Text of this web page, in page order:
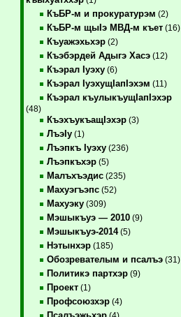
КъБР-м и прокуратурэм (2)
КъБР-м щыIэ МВД-м къет(16)
Къуажэхьхэр(2)
Къэбэрдей Адыгэ Хасэ(12)
Къэрал Iуэху(6)
Къэрал IуэхущIапIэхэм (11)
Къэрал къулыкъущIапIэхэр
(48)
КъэхъукъащIэхэр(3)
ЛъэIу(1)
Лъэпкъ Iуэху(236)
Лъэпкъхэр(5)
Малъхъэдис(235)
Махуэгъэпс(52)
Махуэку(309)
Мэшыкъуэ — 2010(9)
Мэшыкъуэ-2014(5)
Нэтынхэр(185)
Обозревателым и псалъэ(31)
Политикэ партхэр(9)
Проект(1)
Профсоюзхэр(4)
(4)